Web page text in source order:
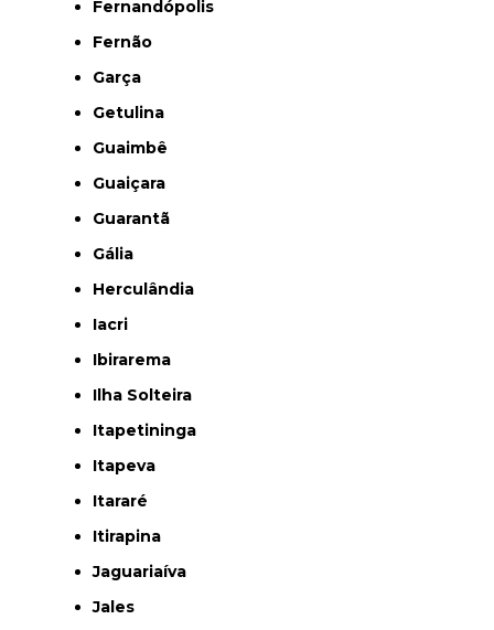
Fernandópolis
Fernão
Garça
Getulina
Guaimbê
Guaiçara
Guarantã
Gália
Herculândia
Iacri
Ibirarema
Ilha Solteira
Itapetininga
Itapeva
Itararé
Itirapina
Jaguariaíva
Jales